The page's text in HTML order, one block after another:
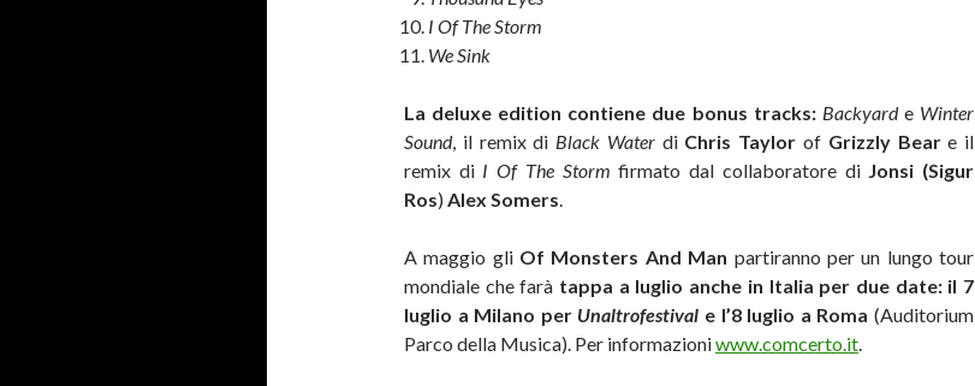
I Of The Storm
We Sink
La deluxe edition contiene due bonus tracks: Backyarde Winter
Sound, il remix di Black Waterdi Chris Taylor of Grizzly Beare il
remix di I Of The Stormfirmato dal collaboratore di Jonsi (Sigur
Ros) Alex Somers.
A maggio gli Of Monsters And Man partiranno per un lungo tour
mondiale che farà tappa a luglio anche in Italia per due date: il 7
luglio a Milano per Unaltrofestival e l’8 luglio a Roma (Auditorium
Parco della Musica). Per informazioniwww.comcerto.it.